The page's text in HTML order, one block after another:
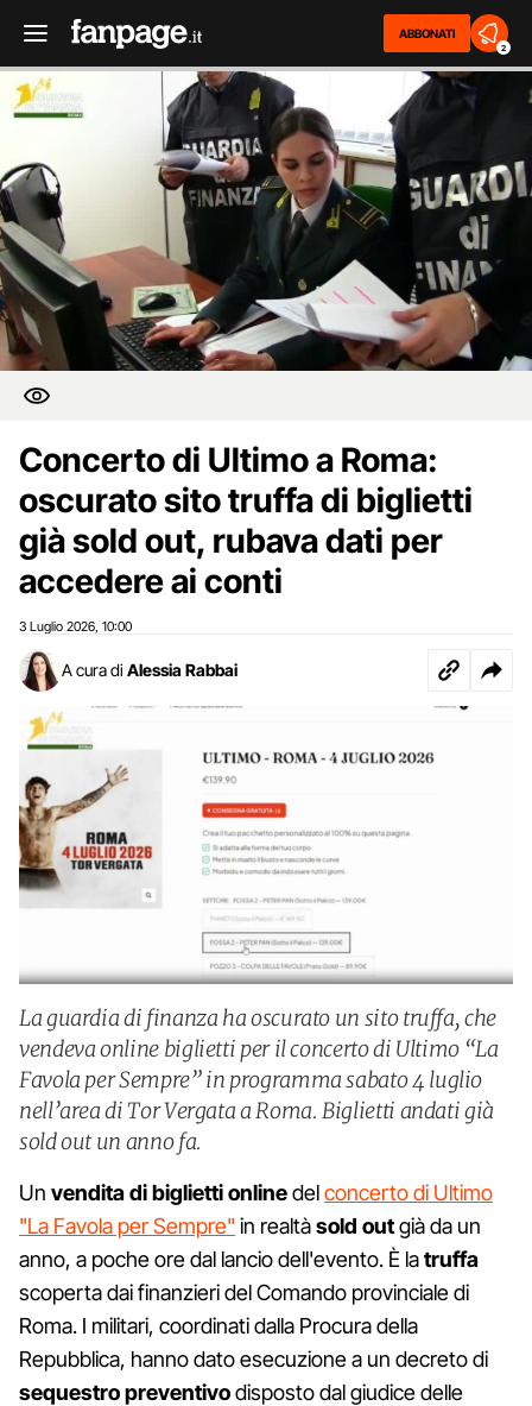
ABBONATI
2
Concerto di Ultimo a Roma:
oscurato sito truffa di biglietti
già sold out, rubava dati per
accedere ai conti
3 Luglio 2026 10:00
A cura di Alessia Rabbai
La guardia di finanza ha oscurato un sito truffa, che
vendeva online biglietti per il concerto di Ultimo “La
Favola per Sempre” in programma sabato 4 luglio
nell’area di Tor Vergata a Roma. Biglietti andati già
sold out un anno fa.
Un vendita di biglietti onlinedelconcerto di Ultimo
"La Favola per Sempre" in realtàsold outgià da un
anno, a poche ore dal lancio dell'evento. È latruffa
scoperta dai finanzieri del Comando provinciale di
Roma. I militari, coordinati dalla Procura della
Repubblica, hanno dato esecuzione a un decreto di
sequestro preventivodisposto dal giudice delle